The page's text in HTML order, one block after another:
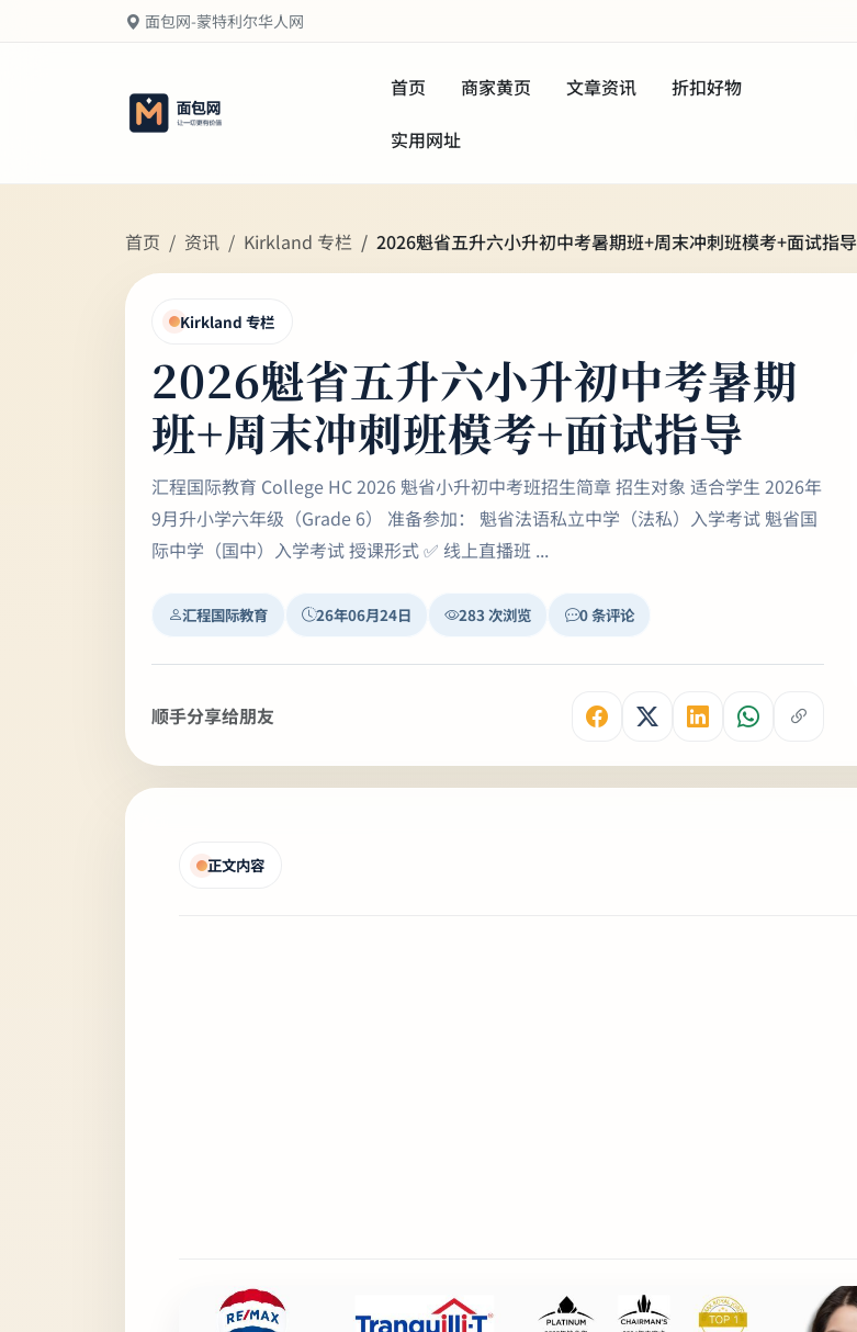
面包网-蒙特利尔华人网
首页 商家黄页 文章资讯 折扣好物
实用网址
首页 资讯 Kirkland 专栏 2026魁省五升六小升初中考暑期班+周末冲刺班模考+面试指导
Kirkland 专栏
2026魁省五升六小升初中考暑期
班+周末冲刺班模考+面试指导
汇程国际教育 College HC 2026 魁省小升初中考班招生简章 招生对象 适合学生 2026年
9月升小学六年级（Grade 6） 准备参加： 魁省法语私立中学（法私）入学考试 魁省国
际中学（国中）入学考试 授课形式 ✅ 线上直播班 ...
汇程国际教育 26年06月24日 283 次浏览 0 条评论
顺手分享给朋友
正文内容